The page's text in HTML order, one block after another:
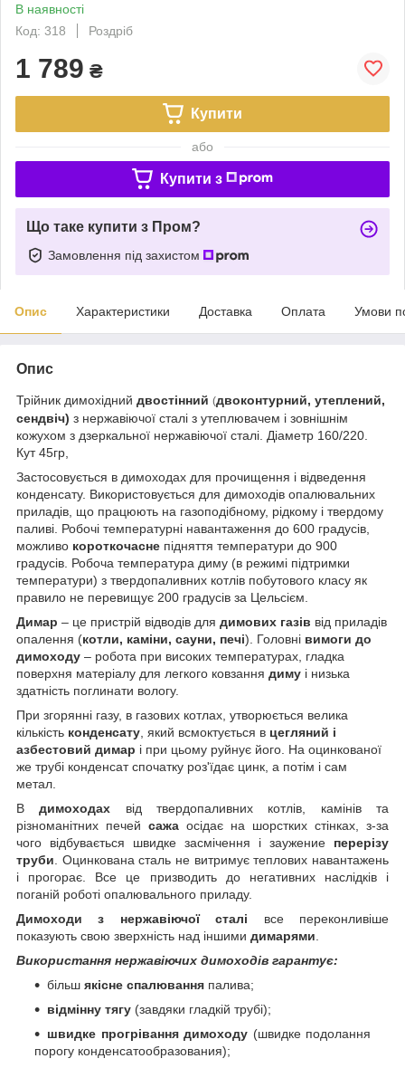
В наявності
Код: 318
Роздріб
1 789 ₴
Купити
або
Купити з
Що таке купити з Пром?
Замовлення під захистом
Опис Характеристики Доставка Оплата Умови
Опис
Трійник димохідний двостінний (двоконтурний, утеплений,
сендвіч) з нержавіючої сталі з утеплювачем і зовнішнім
кожухом з дзеркальної нержавіючої сталі. Діаметр 160/220.
Кут 45гр,
Застосовується в димоходах для прочищення і відведення
конденсату. Використовується для димоходів опалювальних
приладів, що працюють на газоподібному, рідкому і твердому
паливі. Робочі температурні навантаження до 600 градусів,
можливо короткочасне підняття температури до 900
градусів. Робоча температура диму (в режимі підтримки
температури) з твердопаливних котлів побутового класу як
правило не перевищує 200 градусів за Цельсієм.
Димар – це пристрій відводів для димових газів від приладів
опалення (котли, каміни, сауни, печі). Головні вимоги до
димоходу – робота при високих температурах, гладка
поверхня матеріалу для легкого ковзання диму і низька
здатність поглинати вологу.
При згорянні газу, в газових котлах, утворюється велика
кількість конденсату , який всмоктується в цегляний і
азбестовий димар і при цьому руйнує його. На оцинкованої
же трубі конденсат спочатку роз'їдає цинк, а потім і сам
метал.
Вдимоходах від твердопаливних котлів, камінів та
різноманітних печей сажа осідає на шорстких стінках, з-за
чого відбувається швидке засмічення і заужение перерізу
труби . Оцинкована сталь не витримує теплових навантажень
і прогорає. Все це призводить до негативних наслідків і
поганій роботі опалювального приладу.
Димоходи з нержавіючої сталі все переконливіше
показують свою зверхність над іншими димарями
Використання нержавіючих димоходів гарантує:
більш якісне спалювання палива;
відмінну тягу (завдяки гладкій трубі);
швидке прогрівання димоходу (швидке подолання
порогу конденсатообразования);